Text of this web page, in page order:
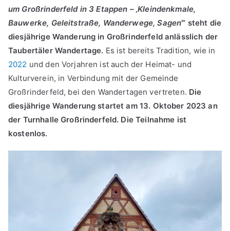
um Großrinderfeld in 3 Etappen – ‚Kleindenkmale,
Bauwerke, Geleitstraße, Wanderwege, Sagen‘“ steht die
diesjährige Wanderung in Großrinderfeld anlässlich der
Taubertäler Wandertage. Es ist bereits Tradition, wie in
2022 und den Vorjahren ist auch der Heimat- und
Kulturverein, in Verbindung mit der Gemeinde
Großrinderfeld, bei den Wandertagen vertreten. Die
diesjährige Wanderung startet am 13. Oktober 2023 an
der Turnhalle Großrinderfeld. Die Teilnahme ist
kostenlos.